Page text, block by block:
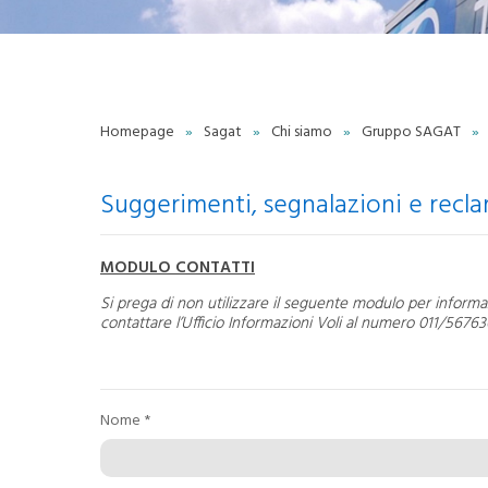
trasparente
Politica Integrata
Torino Green Airport
Lavora con noi
Scrivici
Privacy
Homepage » Sagat » Chi siamo » Gruppo SAGAT »
Suggerimenti, segnalazioni e
MODULO CONTATTI
Si prega di non utilizzare il seguente modulo per
contattare l’Ufficio Informazioni Voli al numero 011/
Nome *